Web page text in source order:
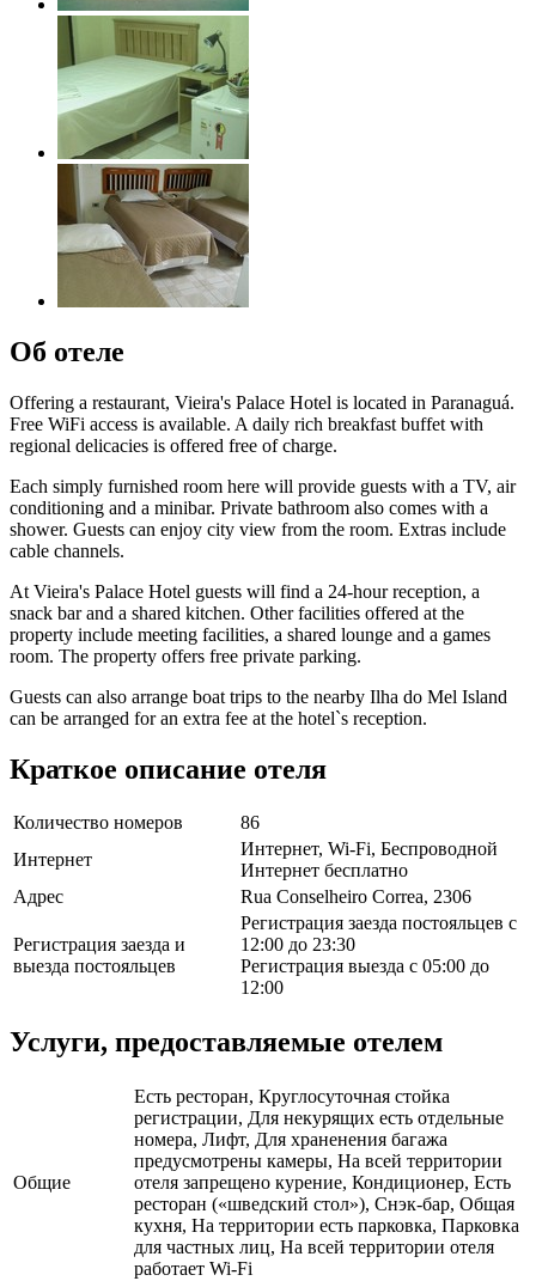
Об отеле
Offering a restaurant, Vieira's Palace Hotel is located in Paranaguá.
Free WiFi access is available. A daily rich breakfast buffet with
regional delicacies is offered free of charge.
Each simply furnished room here will provide guests with a TV, air
conditioning and a minibar. Private bathroom also comes with a
shower. Guests can enjoy city view from the room. Extras include
cable channels.
At Vieira's Palace Hotel guests will find a 24-hour reception, a
snack bar and a shared kitchen. Other facilities offered at the
property include meeting facilities, a shared lounge and a games
room. The property offers free private parking.
Guests can also arrange boat trips to the nearby Ilha do Mel Island
can be arranged for an extra fee at the hotel`s reception.
Краткое описание отеля
Количество номеров
86
Интернет
Интернет, Wi-Fi, Беспроводной
Интернет бесплатно
Адрес
Rua Conselheiro Correa, 2306
Регистрация заезда и
выезда постояльцев
Регистрация заезда постояльцев с
12:00 до 23:30
Регистрация выезда с 05:00 до
12:00
Услуги, предоставляемые отелем
Общие
Есть ресторан, Круглосуточная стойка
регистрации, Для некурящих есть отдельные
номера, Лифт, Для храненения багажа
предусмотрены камеры, На всей территории
отеля запрещено курение, Кондиционер, Есть
ресторан («шведский стол»), Снэк-бар, Общая
кухня, На территории есть парковка, Парковка
для частных лиц, На всей территории отеля
работает Wi-Fi